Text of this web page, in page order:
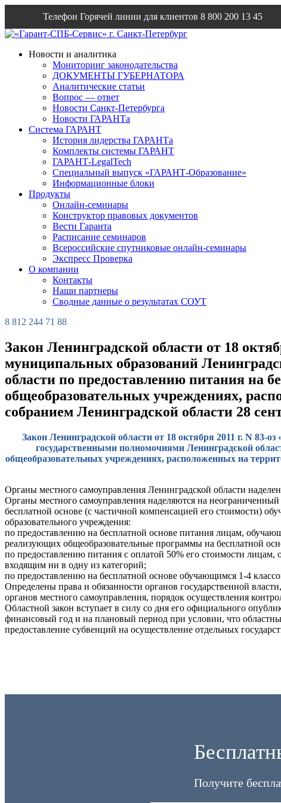
Телефон Горячей линии для клиентов 8 800 200 13 45
Emailinfo@garantsp.ru
Новости и аналитика
Мониторинг законодательства
ДОКУМЕНТЫ ГУБЕРНАТОРА
Аналитические статьи
Вопрос — ответ
Новости Санкт-Петербурга
Новости ГАРАНТа
Система ГАРАНТ
История лидерства ГАРАНТа
Комплекты системы ГАРАНТ
ГАРАНТ-LegalTech
Специальный выпуск «ГАРАНТ-Образование»
Информационные блоки
Продукты
Онлайн-семинары
Конструктор правовых документов
Вести Гаранта
Расписание семинаров
Всероссийские спутниковые онлайн-семинары
Экспресс Проверка
О компании
Контакты
Наши партнеры
Сводные данные о результатах СОУТ
8 812 244 71 88
Закон Ленинградской области от 18
муниципальных образований
области по предоставлению питания на
общеобразовательных учреждениях,
собранием Ленинградской области 28
Закон Ленинградской области от 18 октября 2011 г. N 83-
государственными полномочиями Ленинградской
общеобразовательных учреждениях, расположенных на
Органы местного самоуправления Ленинградской области
Органы местного самоуправления наделяются на
бесплатной основе (с частичной компенсацией его стоимости)
образовательного учреждения:
по предоставлению на бесплатной основе питания лицам,
реализующих общеобразовательные программы на бесплатной
по предоставлению питания с оплатой 50% его стоимости
входящим ни в одну из категорий;
по предоставлению на бесплатной основе обучающимся 1-4
Определены права и обязанности органов государственной
органов местного самоуправления, порядок осуществления
Областной закон вступает в силу со дня его официального
финансовый год и на плановый период при условии, что
предоставление субвенций на осуществление отдельных
Получите